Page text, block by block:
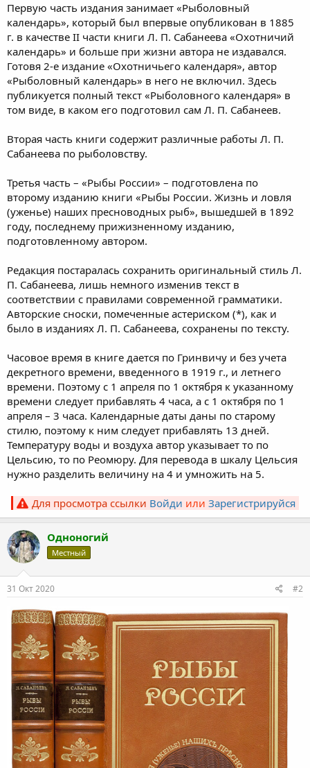
Первую часть издания занимает «Рыболовный
календарь», который был впервые опубликован в 1885
г. в качестве II части книги Л. П. Сабанеева «Охотничий
календарь» и больше при жизни автора не издавался.
Готовя 2-е издание «Охотничьего календаря», автор
«Рыболовный календарь» в него не включил. Здесь
публикуется полный текст «Рыболовного календаря» в
том виде, в каком его подготовил сам Л. П. Сабанеев.
Вторая часть книги содержит различные работы Л. П.
Сабанеева по рыболовству.
Третья часть – «Рыбы России» – подготовлена по
второму изданию книги «Рыбы России. Жизнь и ловля
(уженье) наших пресноводных рыб», вышедшей в 1892
году, последнему прижизненному изданию,
подготовленному автором.
Редакция постаралась сохранить оригинальный стиль Л.
П. Сабанеева, лишь немного изменив текст в
соответствии с правилами современной грамматики.
Авторские сноски, помеченные астериском (*), как и
было в изданиях Л. П. Сабанеева, сохранены по тексту.
Часовое время в книге дается по Гринвичу и без учета
декретного времени, введенного в 1919 г., и летнего
времени. Поэтому с 1 апреля по 1 октября к указанному
времени следует прибавлять 4 часа, а с 1 октября по 1
апреля – 3 часа. Календарные даты даны по старому
стилю, поэтому к ним следует прибавлять 13 дней.
Температуру воды и воздуха автор указывает то по
Цельсию, то по Реомюру. Для перевода в шкалу Цельсия
нужно разделить величину на 4 и умножить на 5.
Для просмотра ссылки Войди или Зарегистрируйся
Одноногий
Местный
31 Окт 2020 #2